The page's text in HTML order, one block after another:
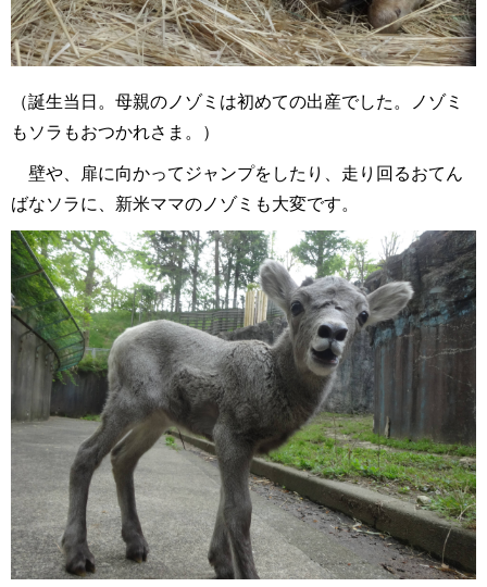
（誕生当日。母親のノゾミは初めての出産でした。ノゾミ
もソラもおつかれさま。）
壁や、扉に向かってジャンプをしたり、走り回るおてん
ばなソラに、新米ママのノゾミも大変です。